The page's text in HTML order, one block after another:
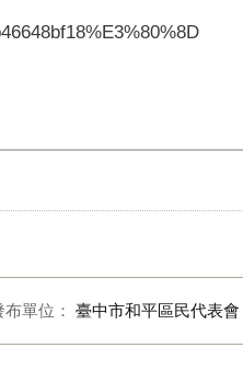
布單位： 臺中市和平區民代表會